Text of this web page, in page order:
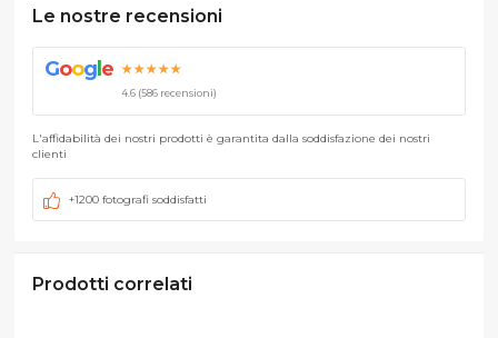
Le nostre recensioni
Goog e ★★★★★
4.6 (586 recensioni)
L'affidabilità dei nostri prodotti è garantita dalla soddisfazione dei nostri
clienti
+1200 fotografi soddisfatti
Prodotti correlati